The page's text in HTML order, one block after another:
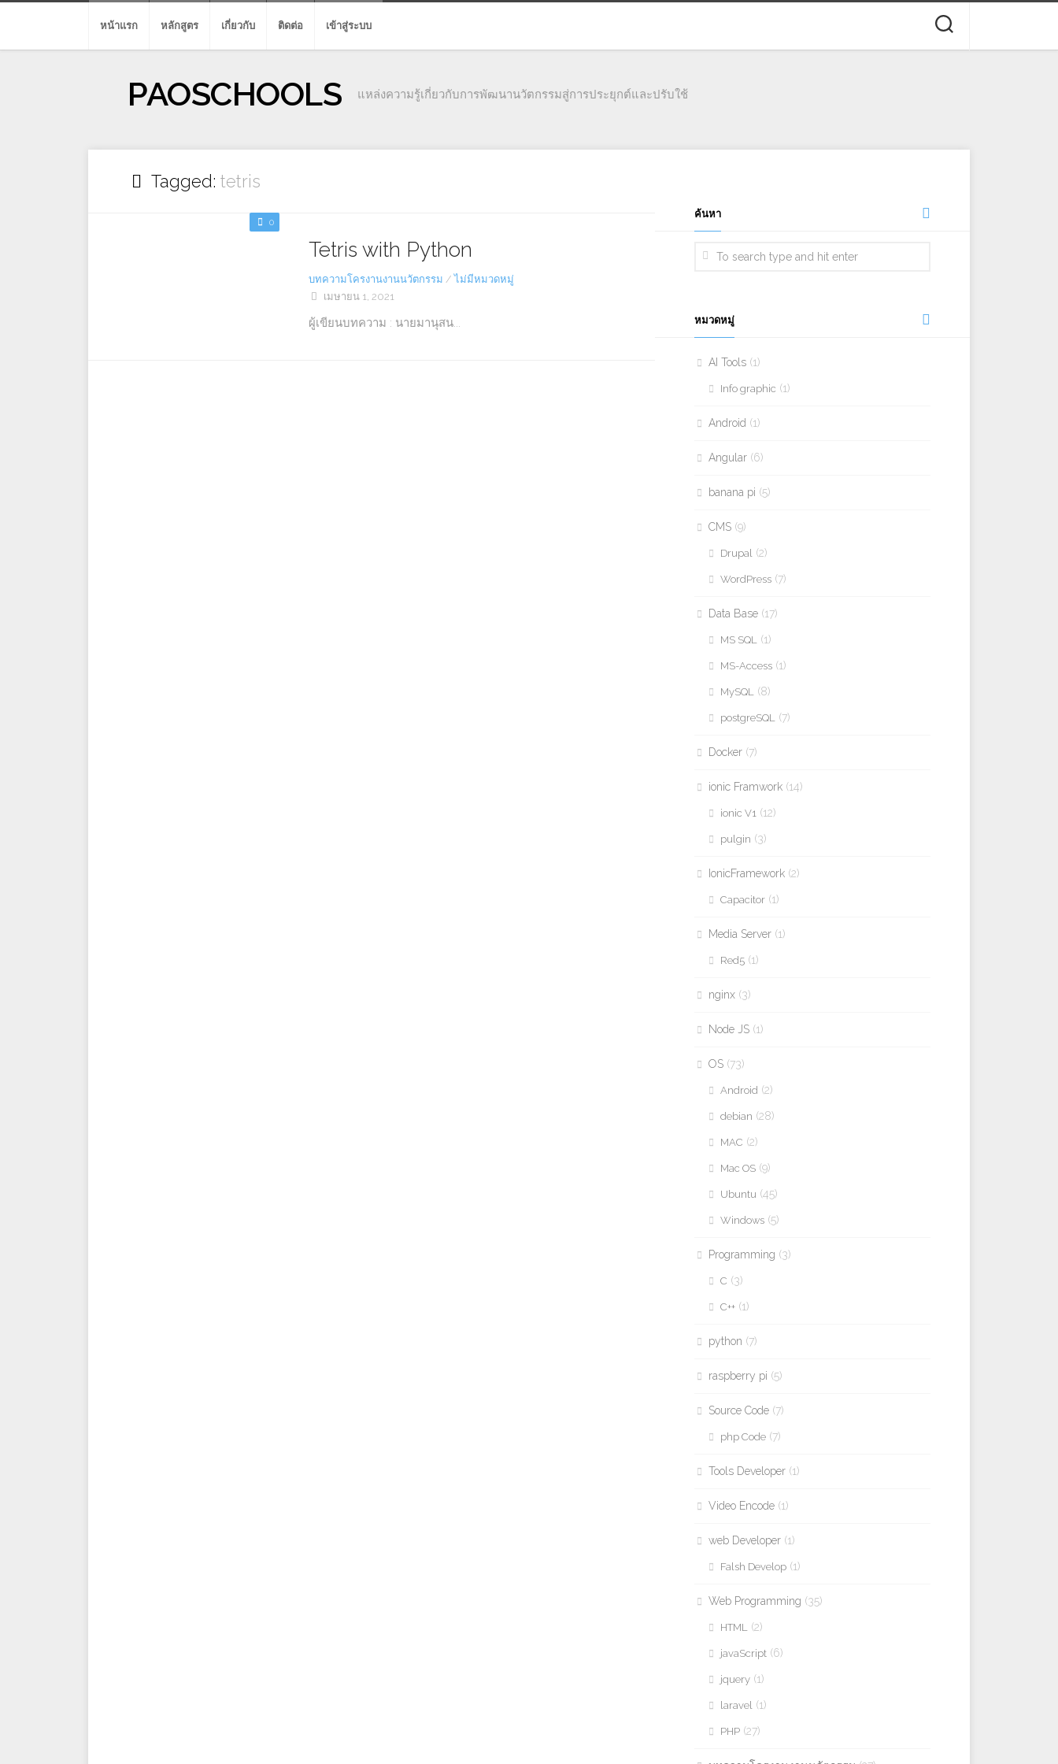
หน้าแรก หลักสูตร เกี่ยวกับ ติดต่อ เข้าสู่ระบบ
PAOSCHOOLS แหล่งความรู้เกี่ยวกับการพัฒนานวัตกรรมสู่การประยุกต์และปรับใช้
Tagged: tetris
0
Tetris with Python
บทความโครงานงานนวัตกรรม /ไม่มีหมวดหมู่
เมษายน 1, 2021
ผู้เขียนบทความ : นายมานุสน...
ค้นหา
หมวดหมู่
AI Tools (1)
Info graphic (1)
Android (1)
Angular (6)
banana pi (5)
CMS (9)
Drupal (2)
WordPress (7)
Data Base (17)
MS SQL (1)
MS-Access (1)
MySQL (8)
postgreSQL (7)
Docker (7)
ionic Framwork (14)
ionic V1 (12)
pulgin (3)
IonicFramework (2)
Capacitor (1)
Media Server (1)
Red5 (1)
nginx (3)
Node JS (1)
OS (73)
Android (2)
debian (28)
MAC (2)
Mac OS (9)
Ubuntu (45)
Windows (5)
Programming (3)
C (3)
C++ (1)
python (7)
raspberry pi (5)
Source Code (7)
php Code (7)
Tools Developer (1)
Video Encode (1)
web Developer (1)
Falsh Develop (1)
Web Programming (35)
HTML (2)
javaScript (6)
jquery (1)
laravel (1)
PHP (27)